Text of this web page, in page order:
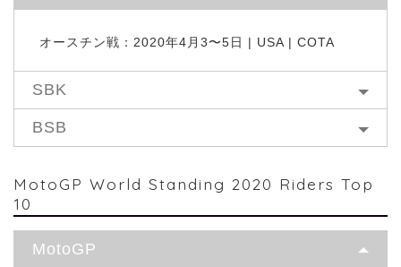
オースチン戦：2020年4月3〜5日 | USA | COTA
SBK
BSB
MotoGP World Standing 2020 Riders Top
10
MotoGP